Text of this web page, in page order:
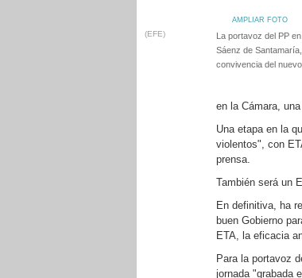
AMPLIAR FOTO
(EFE)
La portavoz del PP
Sáenz de
convivencia del
en la Cámara,
Una etapa en la
violentos", con
prensa.
También será un
En definitiva, ha
buen Gobierno
ETA, la eficacia
Para la portavoz
jornada "grabada